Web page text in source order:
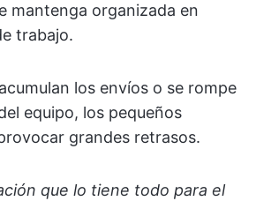
mantenga organizada en
trabajo.
los envíos o se rompe
equipo, los pequeños
grandes retrasos.
que lo tiene todo para el